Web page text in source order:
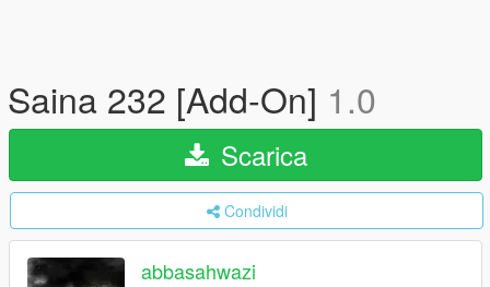
Saina 232 [Add-On] 1.0
Scarica
Condividi
abbasahwazi